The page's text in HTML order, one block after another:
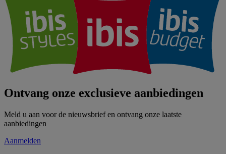
Ontvang onze exclusieve aanbiedingen
Meld u aan voor de nieuwsbrief en ontvang onze laatste
aanbiedingen
Aanmelden